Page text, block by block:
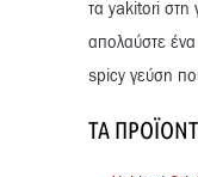
τα yakitori στη
απολαύστε ένα
spicy γεύση
ΤΑ